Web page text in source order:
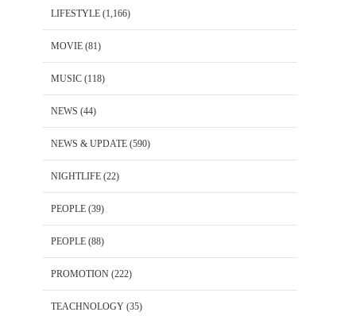
LIFESTYLE (1,166)
MOVIE (81)
MUSIC (118)
NEWS (44)
NEWS & UPDATE (590)
NIGHTLIFE (22)
PEOPLE (39)
PEOPLE (88)
PROMOTION (222)
TEACHNOLOGY (35)